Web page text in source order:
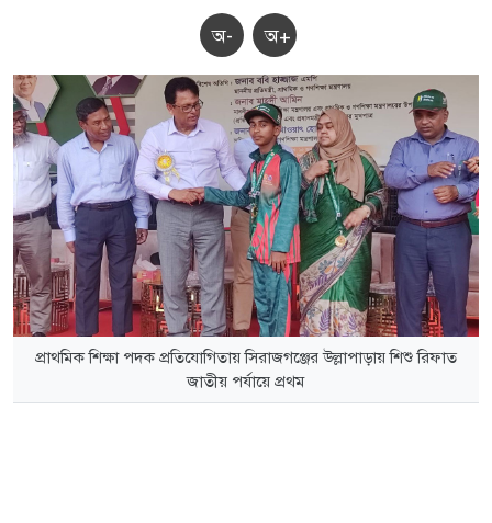
অ- অ+
প্রাথমিক শিক্ষা পদক প্রতিযোগিতায় সিরাজগঞ্জের উল্লাপাড়ায় শিশু রিফাত
জাতীয় পর্যায়ে প্রথম